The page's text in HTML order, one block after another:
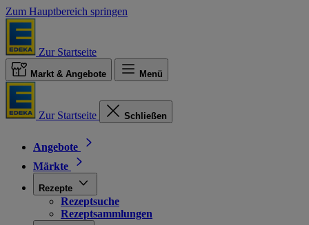
Zum Hauptbereich springen
Zur Startseite
Markt & Angebote Menü
Zur Startseite Schließen
Angebote
Märkte
Rezepte
Rezeptsuche
Rezeptsammlungen